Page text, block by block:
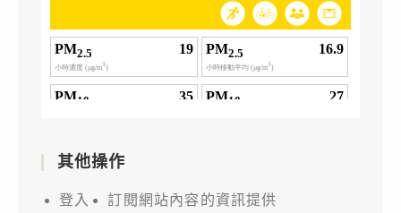
其他操作
登入
訂閱網站內容的資訊提供